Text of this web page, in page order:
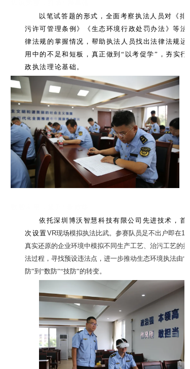
以笔试答题的形式，全面考察执法人员对《排
污许可管理条例》《生态环境行政处罚办法》等法
律法规的掌握情况，帮助执法人员找出法律法规运
用中的不足和短板，真正做到“以考促学”，夯实行
政执法理论基础。
依托深圳博沃智慧科技有限公司先进技术，首
次设置VR现场模拟执法比武。参赛队员足不出户即在1:1
真实还原的企业环境中模拟不同生产工艺、治污工艺的执
法过程，寻找预设违法点，进一步推动生态环境执法由“人
防”到“数防”“技防”的转变。